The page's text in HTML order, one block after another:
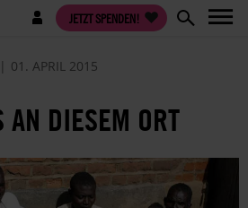
JETZT SPENDEN!
01. APRIL 2015
AN DIESEM ORT